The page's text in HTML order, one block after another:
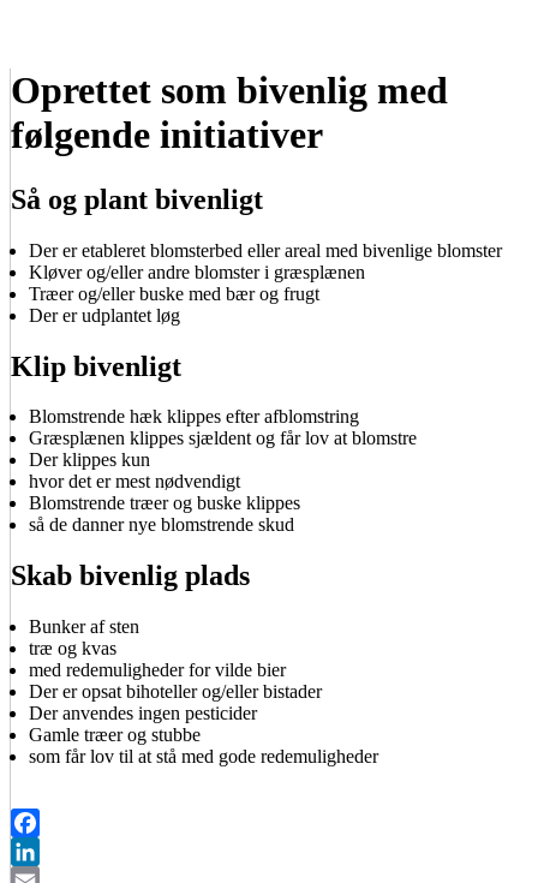
Oprettet som bivenlig med
følgende initiativer
Så og plant bivenligt
Der er etableret blomsterbed eller areal med bivenlige blomster
Kløver og/eller andre blomster i græsplænen
Træer og/eller buske med bær og frugt
Der er udplantet løg
Klip bivenligt
Blomstrende hæk klippes efter afblomstring
Græsplænen klippes sjældent og får lov at blomstre
Der klippes kun
hvor det er mest nødvendigt
Blomstrende træer og buske klippes
så de danner nye blomstrende skud
Skab bivenlig plads
Bunker af sten
træ og kvas
med redemuligheder for vilde bier
Der er opsat bihoteller og/eller bistader
Der anvendes ingen pesticider
Gamle træer og stubbe
som får lov til at stå med gode redemuligheder
Facebook